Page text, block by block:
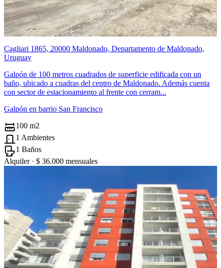
Cagliari 1865, 20000 Maldonado, Departamento de Maldonado,
Uruguay
Galpón de 100 metros cuadrados de superficie edificada con un
baño, ubicado a cuadras del centro de Maldonado. Además cuenta
con sector de estacionamiento al frente con cerram...
Galpón en barrio San Francisco
100 m2
1 Ambientes
1 Baños
Alquiler · $ 36.000 mensuales